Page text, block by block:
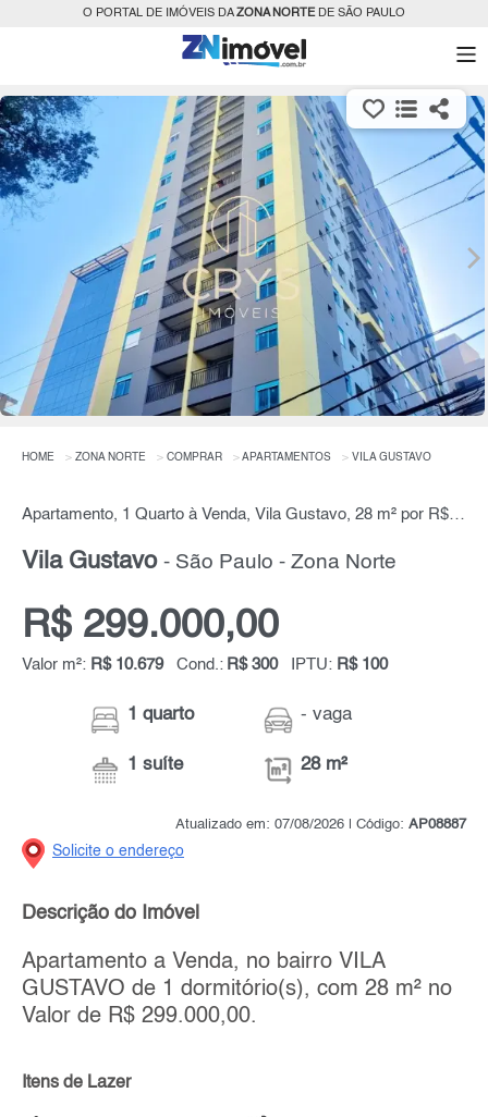
O PORTAL DE IMÓVEIS DAZONA NORTEDE SÃO PAULO
HOME ZONA NORTE COMPRAR APARTAMENTOS VILA GUSTAVO
Apartamento, 1 Quarto à Venda, Vila Gustavo, 28 m² por R$ 299.000,00
Vila Gustavo - São Paulo - Zona Norte
R$ 299.000,00
Valor m²: R$ 10.679 Cond.: R$ 300 IPTU: R$ 100
1 quarto
1 suíte
- vaga
28 m²
Atualizado em: 07/08/2026 | Código: AP08887
Solicite o endereço
Descrição do Imóvel
Apartamento a Venda, no bairro VILA
GUSTAVO de 1 dormitório(s), com 28 m² no
Valor de R$ 299.000,00.
Itens de Lazer